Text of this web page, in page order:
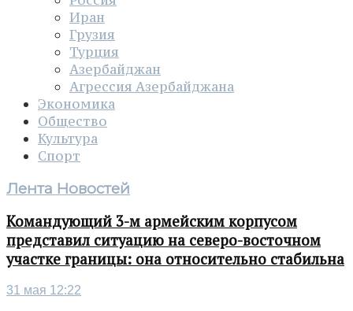
Иран
Грузия
Турция
Азербайджан
Агрессия Азербайджана
Экономика
Общество
Культура
Спорт
Лента Новостей
Командующий 3-м армейским корпусом
представил ситуацию на северо-восточном
участке границы: она относительно стабильна
31 мая 12:22